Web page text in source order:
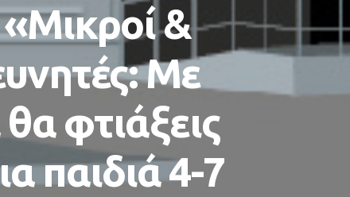
&
Με
φτιάξεις
παιδιά 4-7